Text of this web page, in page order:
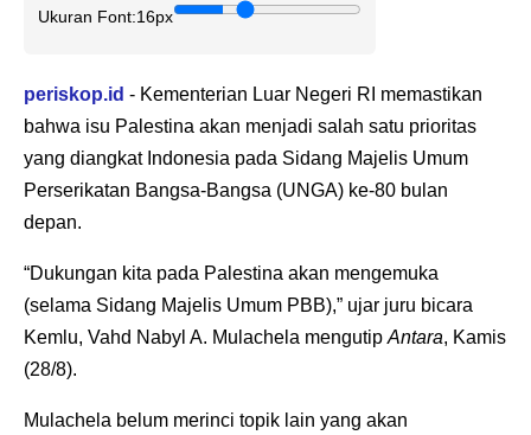
Ukuran Font:16px
periskop.id - Kementerian Luar Negeri RI memastikan
bahwa isu Palestina akan menjadi salah satu prioritas
yang diangkat Indonesia pada Sidang Majelis Umum
Perserikatan Bangsa-Bangsa (UNGA) ke-80 bulan
depan.
“Dukungan kita pada Palestina akan mengemuka
(selama Sidang Majelis Umum PBB),” ujar juru bicara
Kemlu, Vahd Nabyl A. Mulachela mengutip Antara, Kamis
(28/8).
Mulachela belum merinci topik lain yang akan